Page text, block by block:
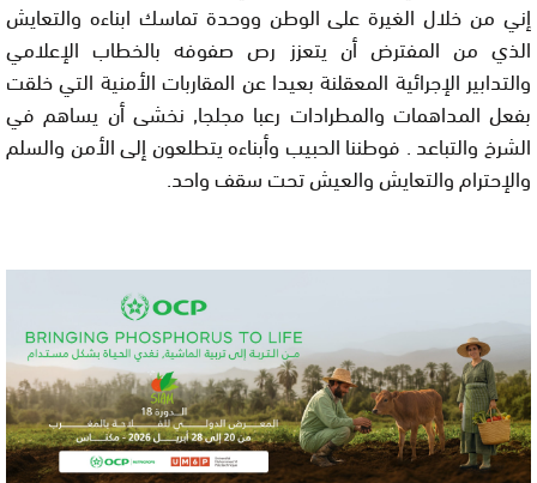
إني من خلال الغيرة على الوطن ووحدة تماسك ابناءه والتعايش
الذي من المفترض أن يتعزز رص صفوفه بالخطاب الإعلامي
والتدابير الإجرائية المعقلنة بعيدا عن المقاربات الأمنية التي خلقت
بفعل المداهمات والمطرادات رعبا مجلجا, نخشى أن يساهم في
الشرخ والتباعد . فوطننا الحبيب وأبناءه يتطلعون إلى الأمن والسلم
والإحترام والتعايش والعيش تحت سقف واحد.